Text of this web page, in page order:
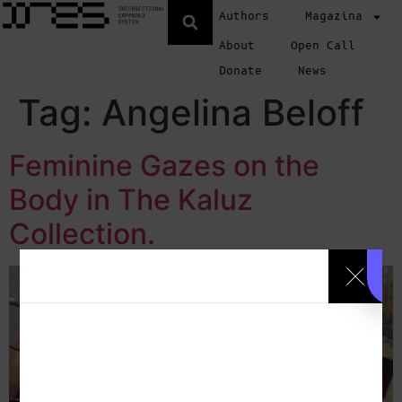
Authors
Magazina
About
Open Call
Donate
News
Tag: Angelina Beloff
Feminine Gazes on the
Body in The Kaluz
Collection.